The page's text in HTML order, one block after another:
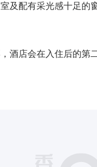
及配有采光感十足的
酒店会在入住后的第